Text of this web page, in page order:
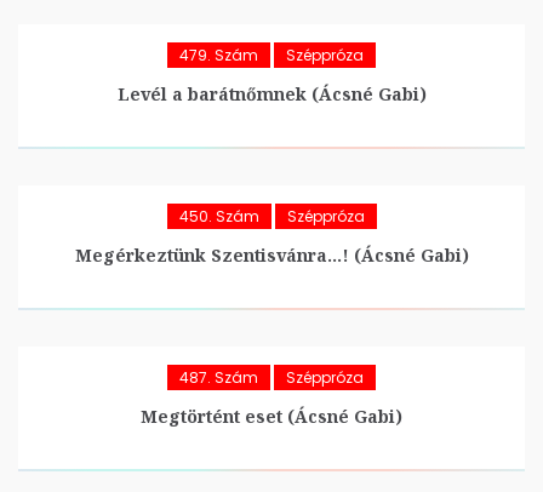
479. Szám Széppróza
Levél a barátnőmnek (Ácsné Gabi)
450. Szám Széppróza
Megérkeztünk Szentisvánra…! (Ácsné Gabi)
487. Szám Széppróza
Megtörtént eset (Ácsné Gabi)